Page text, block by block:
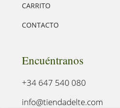
CARRITO
CONTACTO
Encuéntranos
+34 647 540 080
info@tiendadelte.com